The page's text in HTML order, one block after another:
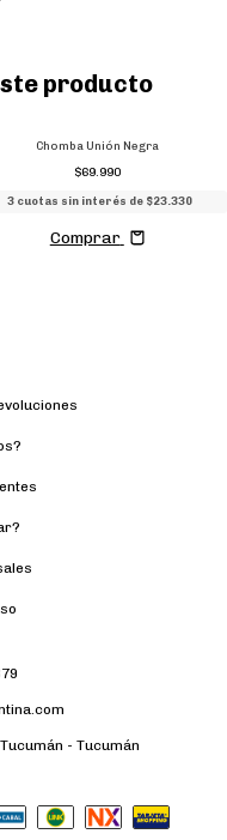
producto
Chomba Unión Negra
$69.990
3 cuotas sin interés de $23.330
Comprar
- Tucumán